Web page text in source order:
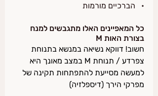
•   הברכיים מורמות
כל המאפיינים האלו מתגבשים למנח
בצורת האות M
חשוב! דווקא נשיאה במנשא בתנוחת
צפרדע / תנוחת M במצב מאונך היא
למעשה מסייעת להתפתחות תקינה של
מפרקי הירך (דיספלזיה)